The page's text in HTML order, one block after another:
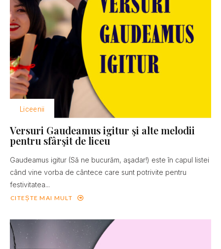
Liceenii
Versuri Gaudeamus igitur şi alte melodii
pentru sfârşit de liceu
Gaudeamus igitur (Să ne bucurăm, aşadar!) este în capul listei
când vine vorba de cântece care sunt potrivite pentru
festivitatea...
CITEȘTE MAI MULT